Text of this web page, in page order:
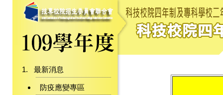
最新消息
防疫應變專區